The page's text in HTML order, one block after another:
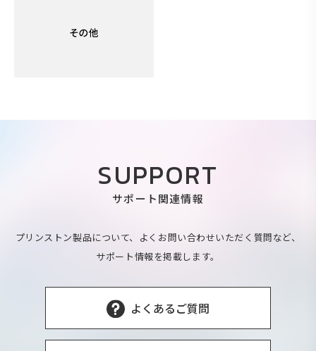
SUPPORT
サポート関連情報
プリンストン製品について、よくお問い合わせいただく質問など、
サポート情報を掲載します。
よくあるご質問